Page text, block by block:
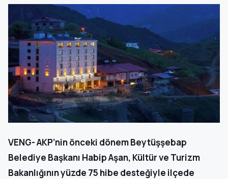
VENG- AKP’nin önceki dönem Beytüşşebap
Belediye Başkanı Habip Aşan, Kültür ve Turizm
Bakanlığının yüzde 75 hibe desteğiyle ilçede